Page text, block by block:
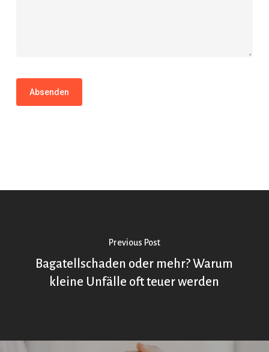
Previous Post
Bagatellschaden oder mehr? Warum
kleine Unfälle oft teuer werden